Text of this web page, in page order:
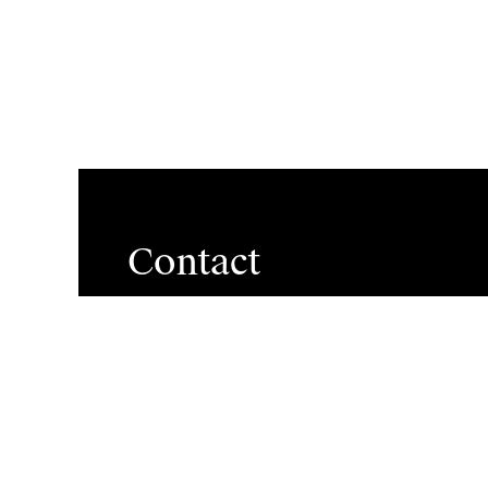
Contact